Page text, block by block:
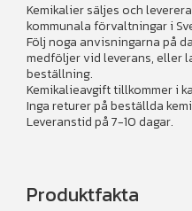
Kemikalier säljes och
kommunala förvaltningar i
Följ noga anvisningarna på
medföljer vid leverans, eller
beställning.
Kemikalieavgift tillkommer i
Inga returer på beställda
Leveranstid på 7-10 dagar.
Produktfakta